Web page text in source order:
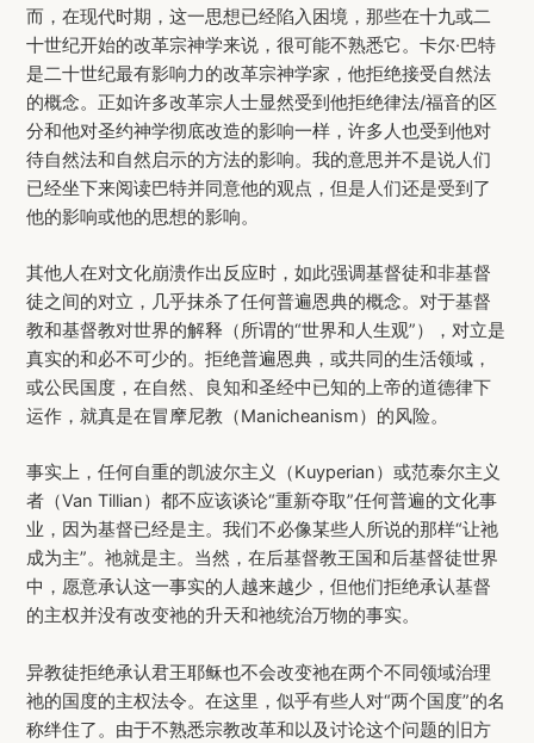
而，在现代时期，这一思想已经陷入困境，那些在十九或二
十世纪开始的改革宗神学来说，很可能不熟悉它。卡尔·巴特
是二十世纪最有影响力的改革宗神学家，他拒绝接受自然法
的概念。正如许多改革宗人士显然受到他拒绝律法/福音的区
分和他对圣约神学彻底改造的影响一样，许多人也受到他对
待自然法和自然启示的方法的影响。我的意思并不是说人们
已经坐下来阅读巴特并同意他的观点，但是人们还是受到了
他的影响或他的思想的影响。
其他人在对文化崩溃作出反应时，如此强调基督徒和非基督
徒之间的对立，几乎抹杀了任何普遍恩典的概念。对于基督
教和基督教对世界的解释（所谓的“世界和人生观”），对立是
真实的和必不可少的。拒绝普遍恩典，或共同的生活领域，
或公民国度，在自然、良知和圣经中已知的上帝的道德律下
运作，就真是在冒摩尼教（Manicheanism）的风险。
事实上，任何自重的凯波尔主义（Kuyperian）或范泰尔主义
者（Van Tillian）都不应该谈论“重新夺取”任何普遍的文化事
业，因为基督已经是主。我们不必像某些人所说的那样“让祂
成为主”。祂就是主。当然，在后基督教王国和后基督徒世界
中，愿意承认这一事实的人越来越少，但他们拒绝承认基督
的主权并没有改变祂的升天和祂统治万物的事实。
异教徒拒绝承认君王耶稣也不会改变祂在两个不同领域治理
祂的国度的主权法令。在这里，似乎有些人对“两个国度”的名
称绊住了。由于不熟悉宗教改革和以及讨论这个问题的旧方